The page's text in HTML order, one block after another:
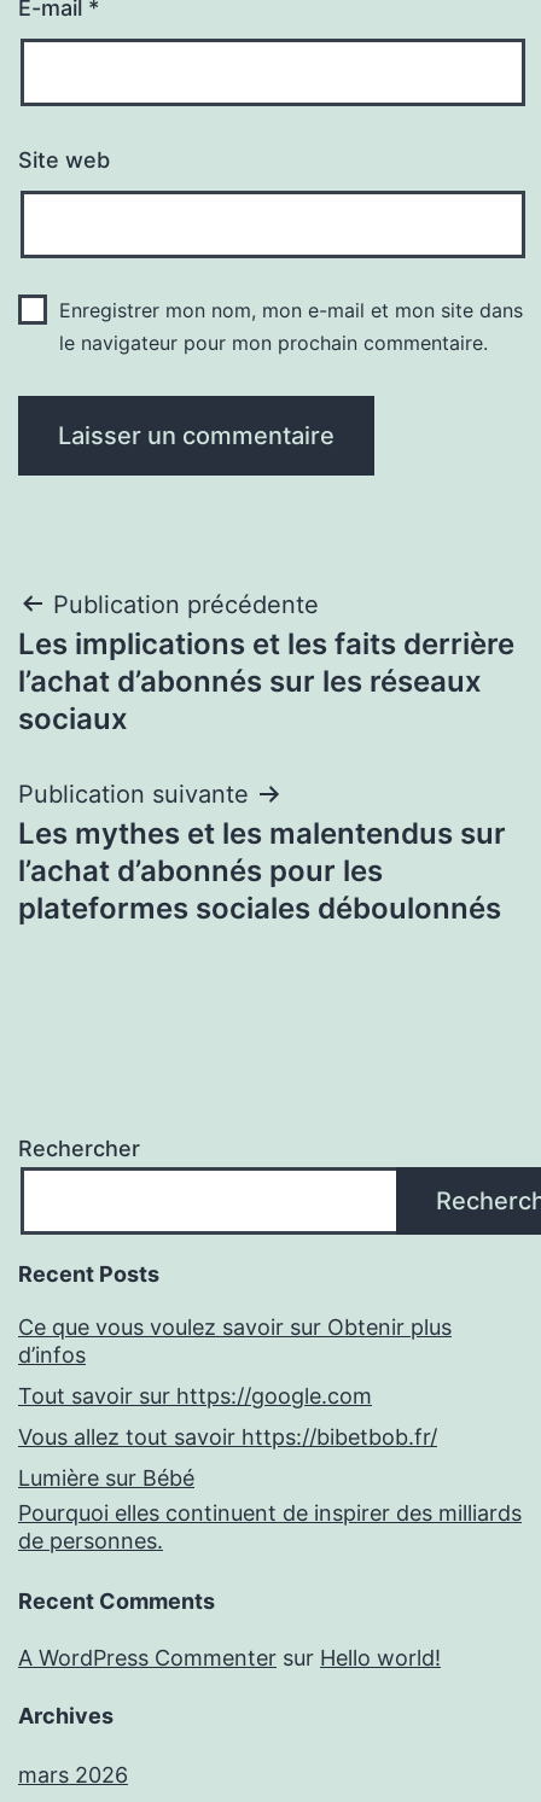
E-mail *
Site web
Enregistrer mon nom, mon e-mail et mon site dans
le navigateur pour mon prochain commentaire.
Navigation
de
l’article
Publication précédente
Les implications et les faits derrière
l’achat d’abonnés sur les réseaux
sociaux
Publication suivante
Les mythes et les malentendus sur
l’achat d’abonnés pour les
plateformes sociales déboulonnés
Rechercher
Recent Posts
Ce que vous voulez savoir sur Obtenir plus
d’infos
Tout savoir sur https://google.com
Vous allez tout savoir https://bibetbob.fr/
Lumière sur Bébé
Pourquoi elles continuent de inspirer des milliards
de personnes.
Recent Comments
A WordPress Commenter sur Hello world!
Archives
mars 2026